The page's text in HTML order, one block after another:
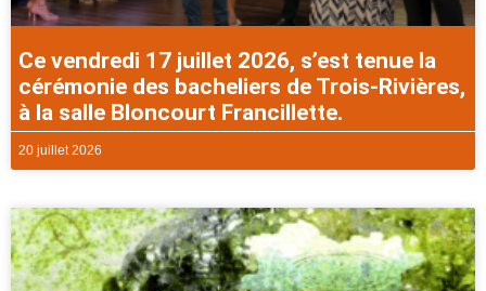
Ce vendredi 17 juillet 2026, s’est tenue la
cérémonie des bacheliers de Trois-Rivières,
à la salle Bloncourt Francillette.
20 juillet 2026